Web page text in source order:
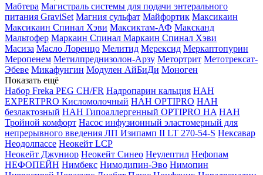
Мабтера Магистраль системы для подачи энтерального
питания GraviSet Магния сульфат Майфортик Максикаин
Максикаин Спинал Хэви Максиктам-АФ Максканд
Мальтофер Маркаин Спинал Маркаин Спинал Хэви
Масиза Масло Лоренцо Мелитид Мерексид Меркаптопурин
Меропенем Метилпреднизолон-Арзу Метортрит Метотрексат-
Эбеве Микафунгин Модулен АйБиДи Моноген
Показать ещё
Набор Freka PEG CH/FR Надропарин кальция НАН
EXPERTPRO Кисломолочный НАН OPTIPRO НАН
безлактозный НАН Гипоаллергенный OPTIPRO HA НАН
Тройной комфорт Насос инфузионный эластомерный для
непрерывного введения ЛП Изипамп II LT 270-54-S Нексавар
Неодолпассе Неокейт LCP
Неокейт Джуниор Неокейт Синео Неулептил Нефопам
НЕФОПЕЙН Нимбекс Нимодипин-Эво Нимопин